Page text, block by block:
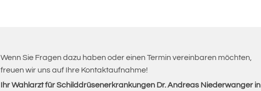
Wenn Sie Fragen dazu haben oder einen Termin vereinbaren möchten,
freuen wir uns auf Ihre Kontaktaufnahme!
Ihr Wahlarzt für Schilddrüsenerkrankungen Dr. Andreas Niederwanger in